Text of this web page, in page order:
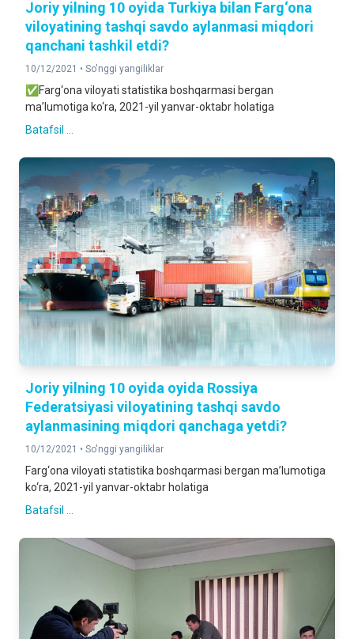
Joriy yilning 10 oyida Turkiya bilan Farg‘ona
viloyatining tashqi savdo aylanmasi miqdori
qanchani tashkil etdi?
10/12/2021 • So'nggi yangiliklar
✅Farg‘ona viloyati statistika boshqarmasi bergan
ma’lumotiga ko‘ra, 2021-yil yanvar-oktabr holatiga
Batafsil ...
Joriy yilning 10 oyida oyida Rossiya
Federatsiyasi viloyatining tashqi savdo
aylanmasining miqdori qanchaga yetdi?
10/12/2021 • So'nggi yangiliklar
Farg‘ona viloyati statistika boshqarmasi bergan ma’lumotiga
ko‘ra, 2021-yil yanvar-oktabr holatiga
Batafsil ...